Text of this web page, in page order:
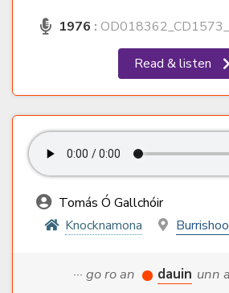
1976 :
Read & listen
Tomás Ó Gallchóir
Knocknamona
··· go ro an dauin unn